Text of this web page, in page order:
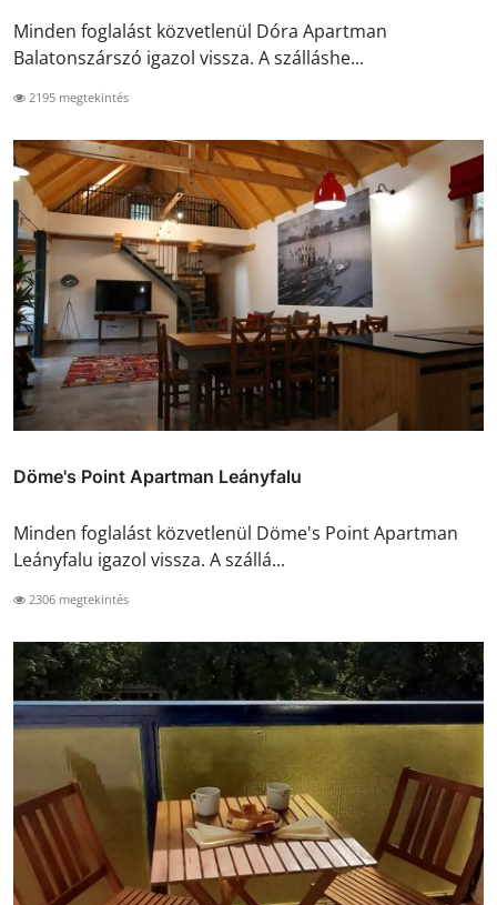
Minden foglalást közvetlenül Dóra Apartman
Balatonszárszó igazol vissza. A szálláshe...
2195 megtekintés
Döme's Point Apartman Leányfalu
Minden foglalást közvetlenül Döme's Point Apartman
Leányfalu igazol vissza. A szállá...
2306 megtekintés